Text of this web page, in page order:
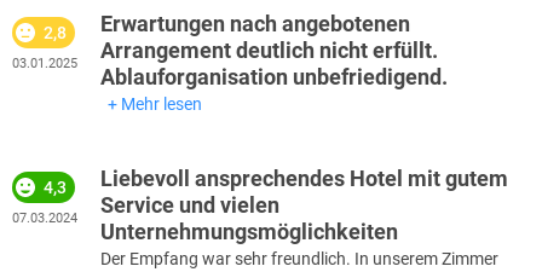
Erwartungen nach angebotenen
Arrangement deutlich nicht erfüllt.
Ablauforganisation unbefriedigend.
2,8
03.01.2025
Mehr lesen
Liebevoll ansprechendes Hotel mit gutem
Service und vielen
Unternehmungsmöglichkeiten
4,3
07.03.2024
Der Empfang war sehr freundlich. In unserem Zimmer